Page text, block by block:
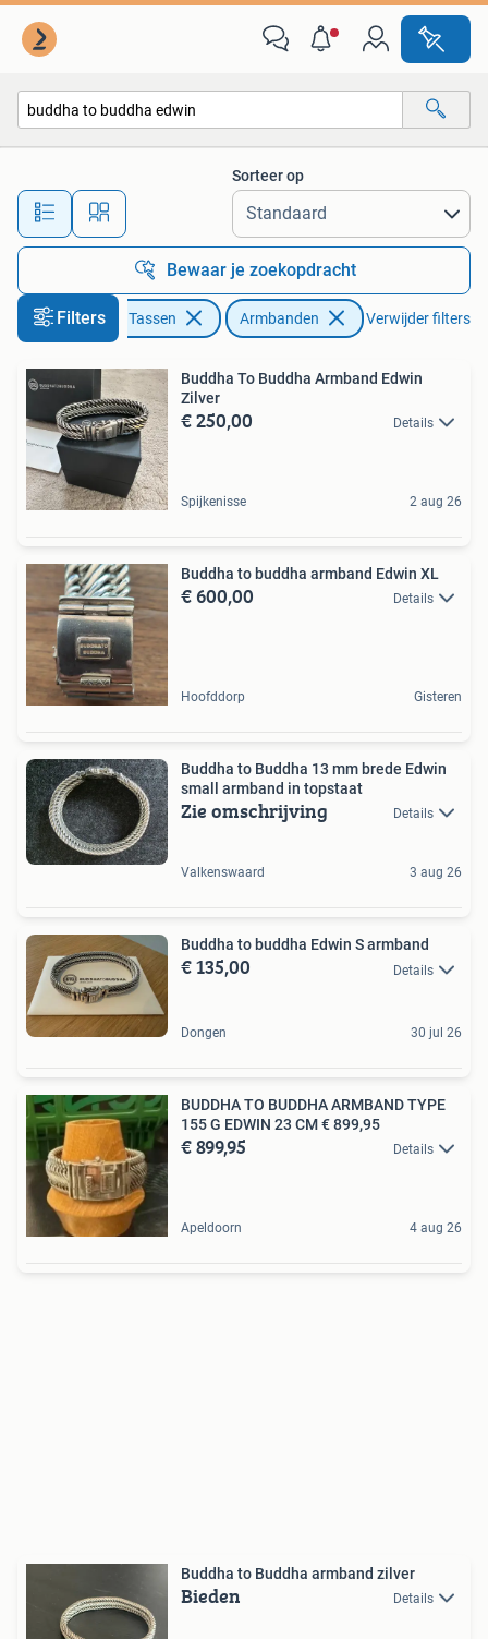
Alle afstanden…
Sorteer op
Bewaar je zoekopdracht
Filters
Sieraden en Tassen Armbanden Verwijder filters
Buddha To Buddha Armband Edwin
Zilver
€ 250,00 Details
Spijkenisse 2 aug 26
Buddha to buddha armband Edwin XL
€ 600,00 Details
Hoofddorp Gisteren
Buddha to Buddha 13 mm brede Edwin
small armband in topstaat
Zie omschrijving Details
Valkenswaard 3 aug 26
Buddha to buddha Edwin S armband
€ 135,00 Details
Dongen 30 jul 26
BUDDHA TO BUDDHA ARMBAND TYPE
155 G EDWIN 23 CM € 899,95
€ 899,95 Details
Apeldoorn 4 aug 26
Buddha to Buddha armband zilver
Bieden Details